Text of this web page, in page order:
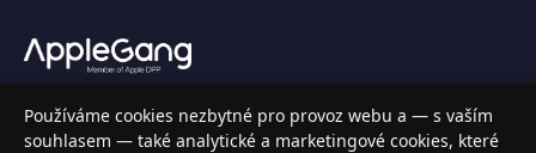
Váš specializovaný obchod s Apple produkty, příslušenstvím a
elektronikou. Nakupujte bezpečně a s jistotou.
Používáme cookies nezbytné pro provoz webu a — s vaším
souhlasem — také analytické a marketingové cookies, které